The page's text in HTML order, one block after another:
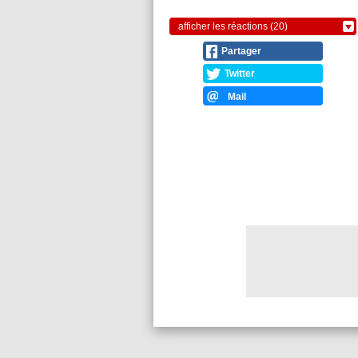
afficher les réactions (20)
Partager
Twitter
Mail